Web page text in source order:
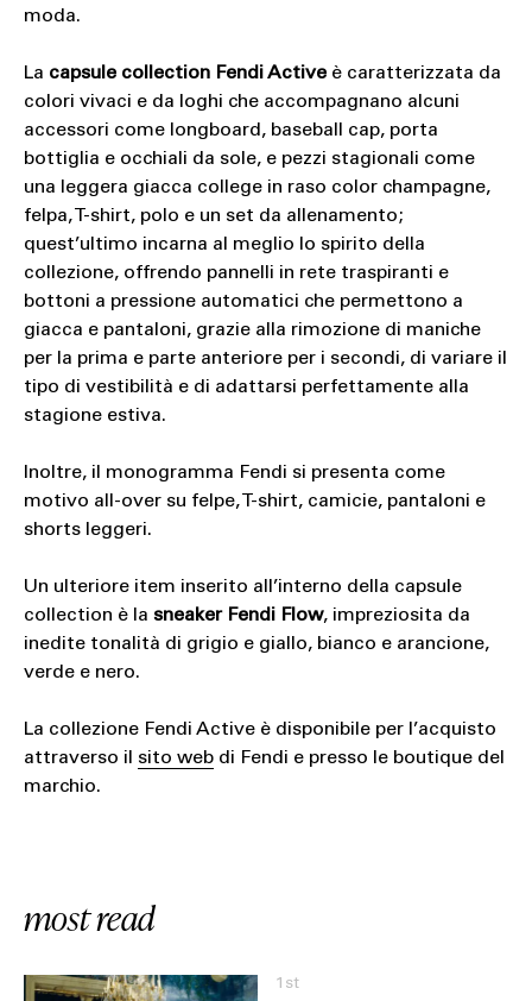
moda.
La capsule collection Fendi Activeè caratterizzata da
colori vivaci e da loghi che accompagnano alcuni
accessori come longboard, baseball cap, porta
bottiglia e occhiali da sole, e pezzi stagionali come
una leggera giacca college in raso color champagne,
felpa, T-shirt, polo e un set da allenamento;
quest’ultimo incarna al meglio lo spirito della
collezione, offrendo pannelli in rete traspiranti e
bottoni a pressione automatici che permettono a
giacca e pantaloni, grazie alla rimozione di maniche
per la prima e parte anteriore per i secondi, di variare il
tipo di vestibilità e di adattarsi perfettamente alla
stagione estiva.
Inoltre, il monogramma Fendi si presenta come
motivo all-over su felpe, T-shirt, camicie, pantaloni e
shorts leggeri.
Un ulteriore item inserito all’interno della capsule
collection è la sneaker Fendi Flow, impreziosita da
inedite tonalità di grigio e giallo, bianco e arancione,
verde e nero.
La collezione Fendi Active è disponibile per l’acquisto
attraverso il sito webdi Fendi e presso le boutique del
marchio.
most read
1st